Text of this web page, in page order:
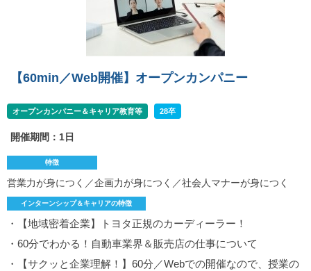
【60min／Web開催】オープンカンパニー
オープンカンパニー＆キャリア教育等 28卒
開催期間：1日
特徴
営業力が身につく／企画力が身につく／社会人マナーが身につく
インターンシップ＆キャリアの特徴
・【地域密着企業】トヨタ正規のカーディーラー！
・60分でわかる！自動車業界＆販売店の仕事について
・【サクッと企業理解！】60分／Webでの開催なので、授業の